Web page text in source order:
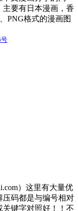
要有日本漫画，香
PNG格式的漫画图
号
）这里有大量优
压码都是与编号相对
键字对照好！！不